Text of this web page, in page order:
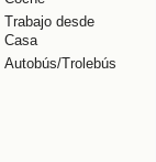
Trabajo desde
Casa
Autobús/Trolebús